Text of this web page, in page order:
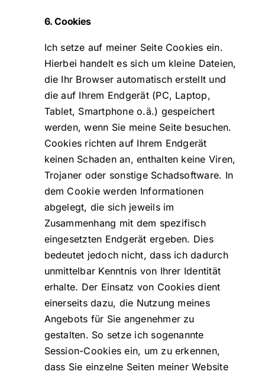
6. Cookies
Ich setze auf meiner Seite Cookies ein.
Hierbei handelt es sich um kleine Dateien,
die Ihr Browser automatisch erstellt und
die auf Ihrem Endgerät (PC, Laptop,
Tablet, Smartphone o.ä.) gespeichert
werden, wenn Sie meine Seite besuchen.
Cookies richten auf Ihrem Endgerät
keinen Schaden an, enthalten keine Viren,
Trojaner oder sonstige Schadsoftware. In
dem Cookie werden Informationen
abgelegt, die sich jeweils im
Zusammenhang mit dem spezifisch
eingesetzten Endgerät ergeben. Dies
bedeutet jedoch nicht, dass ich dadurch
unmittelbar Kenntnis von Ihrer Identität
erhalte. Der Einsatz von Cookies dient
einerseits dazu, die Nutzung meines
Angebots für Sie angenehmer zu
gestalten. So setze ich sogenannte
Session-Cookies ein, um zu erkennen,
dass Sie einzelne Seiten meiner Website